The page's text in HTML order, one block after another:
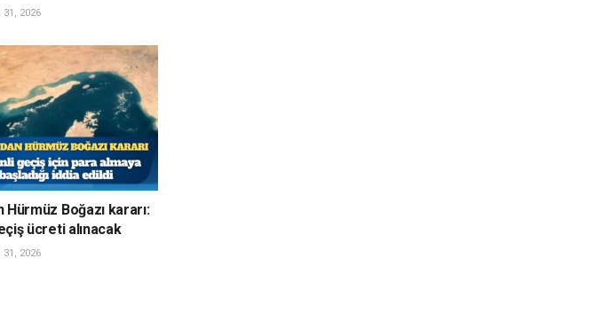
31, 2026
Hürmüz Boğazı kararı:
ücreti alınacak
31, 2026